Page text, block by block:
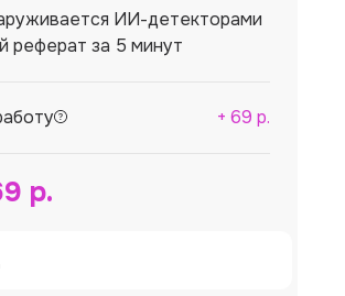
ИИ-детекторами
реферат за 5 минут
+ 69 р.
р.